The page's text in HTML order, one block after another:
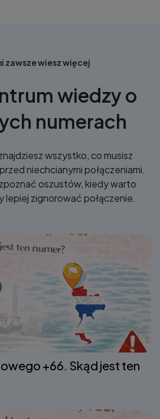
zawsze wiesz więcej
wiedzy o
numerach
wszystko, co musisz
niechcianymi połączeniami.
oszustów, kiedy warto
lepiej zignorować połączenie.
+66. Skąd jest ten